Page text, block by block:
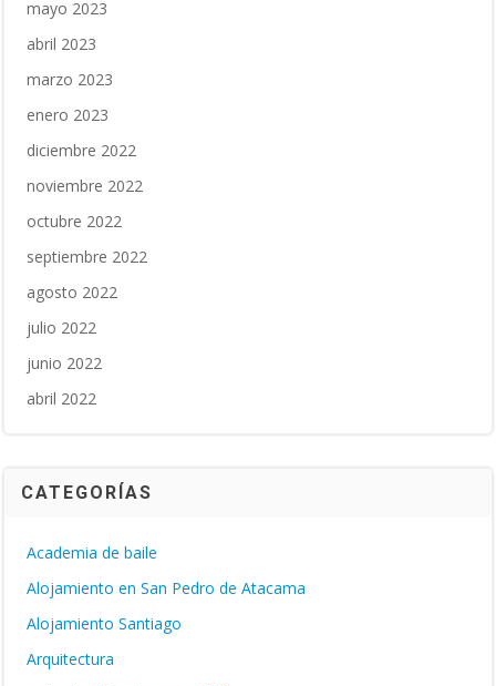
mayo 2023
abril 2023
marzo 2023
enero 2023
diciembre 2022
noviembre 2022
octubre 2022
septiembre 2022
agosto 2022
julio 2022
junio 2022
abril 2022
CATEGORÍAS
Academia de baile
Alojamiento en San Pedro de Atacama
Alojamiento Santiago
Arquitectura